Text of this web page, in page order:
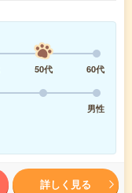
50代
60代
男性
詳しく見る